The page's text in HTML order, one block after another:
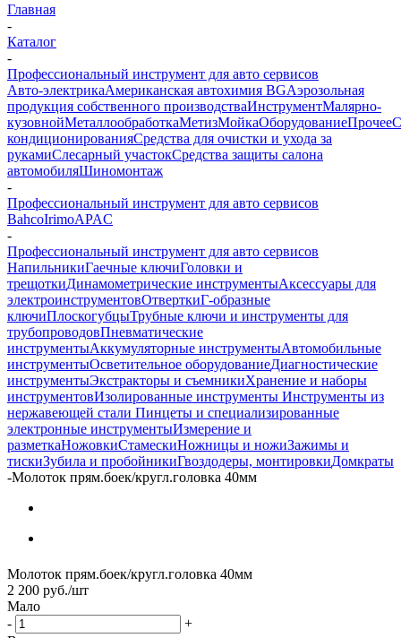
Главная
-
Каталог
-
Профессиональный инструмент для авто сервисов
Авто-электрикаАмериканская автохимия BGАэрозольная
продукция собственного производстваИнструментМалярно-
кузовнойМеталлообработкаМетизМойкаОборудованиеПрочее
кондиционированияСредства для очистки и ухода за
рукамиСлесарный участокСредства защиты салона
автомобиляШиномонтаж
-
Профессиональный инструмент для авто сервисов
BahcoIrimoAPAC
-
Профессиональный инструмент для авто сервисов
НапильникиГаечные ключиГоловки и
трещоткиДинамометрические инструментыАксессуары для
электроинструментовОтверткиГ-образные
ключиПлоскогубцыТрубные ключи и инструменты для
трубопроводовПневматические
инструментыАккумуляторные инструментыАвтомобильные
инструментыОсветительное оборудованиеДиагностические
инструментыЭкстракторы и съемникиХранение и наборы
инструментовИзолированные инструменты Инструменты из
нержавеющей стали Пинцеты и специализированные
электронные инструментыИзмерение и
разметкаНожовкиСтамескиНожницы и ножиЗажимы и
тискиЗубила и пробойникиГвоздодеры, монтировкиДомкраты
-Молоток прям.боек/кругл.головка 40мм
Молоток прям.боек/кругл.головка 40мм
2 200 руб./шт
Мало
-
+